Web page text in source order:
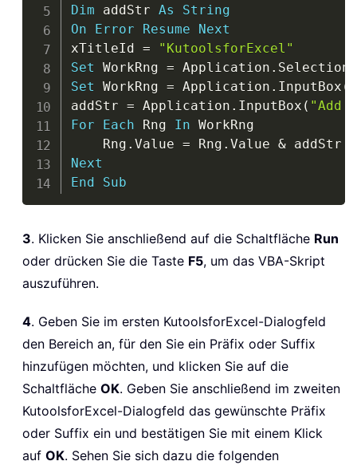
Dim addStr As
String
On
Error Resume
Next
xTitleId =
"KutoolsforExcel"
Set WorkRng = Application .
Set WorkRng = Application . InputBox (
addStr = Application . InputBox ( "Add
For
Each Rng In WorkRng
    Rng
. Value = Rng . Value &
Next
End
Sub
3. Klicken Sie anschließend auf die Schaltfläche Run
oder drücken Sie die Taste F5, um das VBA-Skript
auszuführen.
4. Geben Sie im ersten KutoolsforExcel-Dialogfeld
den Bereich an, für den Sie ein Präfix oder Suffix
hinzufügen möchten, und klicken Sie auf die
Schaltfläche OK. Geben Sie anschließend im zweiten
KutoolsforExcel-Dialogfeld das gewünschte Präfix
oder Suffix ein und bestätigen Sie mit einem Klick
auf OK. Sehen Sie sich dazu die folgenden